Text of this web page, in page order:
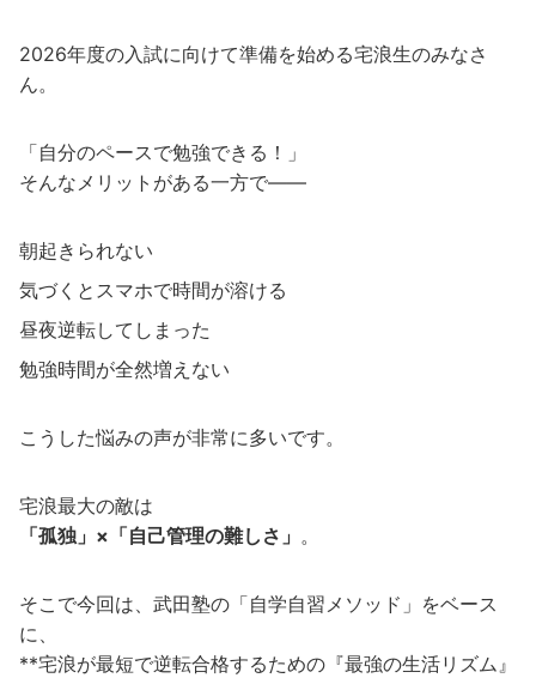
2026年度の入試に向けて準備を始める宅浪生のみなさ
ん。
「自分のペースで勉強できる！」
そんなメリットがある一方で——
朝起きられない
気づくとスマホで時間が溶ける
昼夜逆転してしまった
勉強時間が全然増えない
こうした悩みの声が非常に多いです。
宅浪最大の敵は
「孤独」×「自己管理の難しさ」 。
そこで今回は、武田塾の「自学自習メソッド」をベース
に、
**宅浪が最短で逆転合格するための『最強の生活リズム』